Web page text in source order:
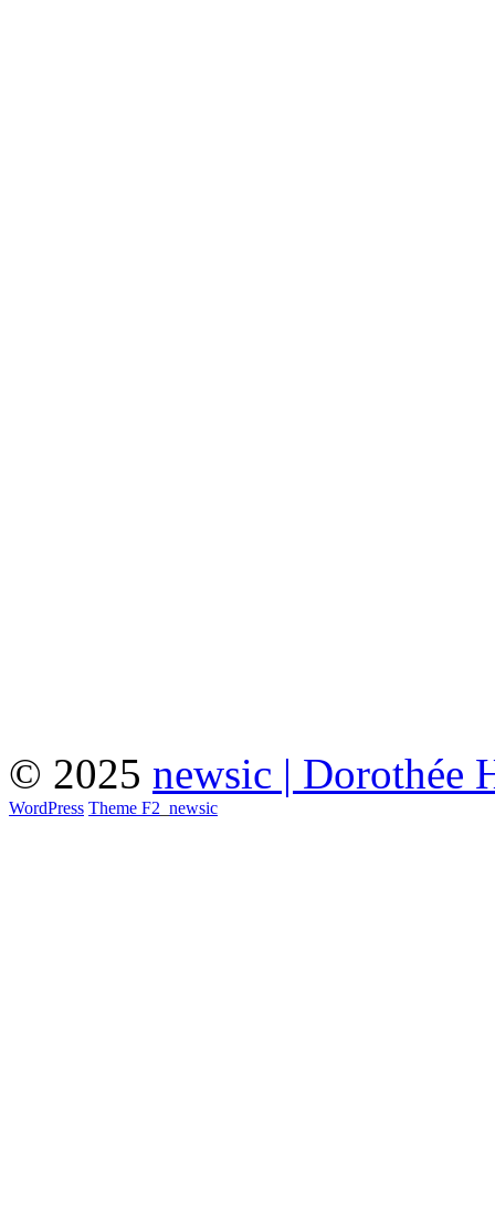
© 2025 newsic | Dorothée
WordPress Theme F2 newsic